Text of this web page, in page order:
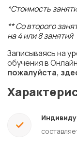
*Стоимость
** Со второго
на 4 или 8 занятий
Записываясь на
обучения в
пожалуйста,